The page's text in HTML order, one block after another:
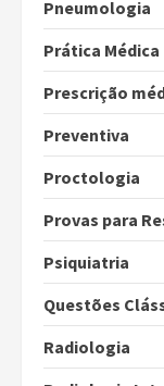
Pneumologia
Prática Médica
Prescrição
Preventiva
Proctologia
Provas para
Psiquiatria
Questões
Radiologia